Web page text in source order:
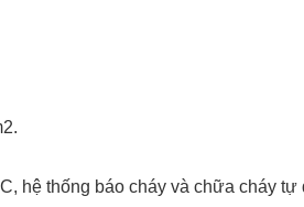
hệ thống báo cháy và chữa cháy tự